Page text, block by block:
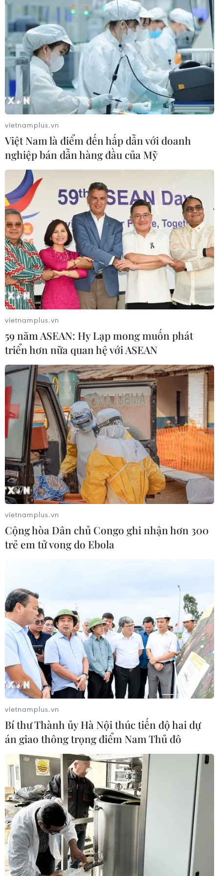
TIN CÙNG CHUYÊN MỤC
Cộng hòa Dân chủ Congo ghi nhận
hơn 300 trẻ em tử vong do Ebola
08/08/2026 15:21
vietnamplus.vn
Việt Nam là điểm đến hấp dẫn với doanh
nghiệp bán dẫn hàng đầu của Mỹ
vietnamplus.vn
59 năm ASEAN: Hy Lạp mong muốn phát
triển hơn nữa quan hệ với ASEAN
vietnamplus.vn
Cộng hòa Dân chủ Congo ghi nhận hơn 300
trẻ em tử vong do Ebola
vietnamplus.vn
Bí thư Thành ủy Hà Nội thúc tiến độ hai dự
án giao thông trọng điểm Nam Thủ đô